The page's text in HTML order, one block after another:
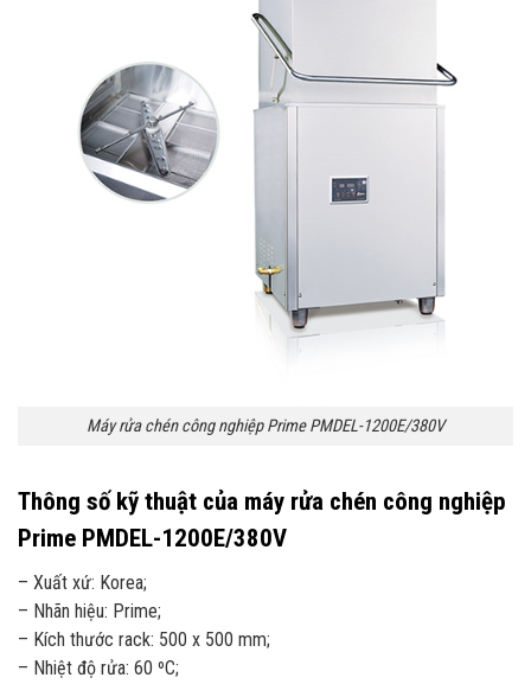
Máy rửa chén công nghiệp Prime PMDEL-1200E/380V
Thông số kỹ thuật của máy rửa chén công nghiệp
Prime PMDEL-1200E/380V
– Xuất xứ: Korea;
– Nhãn hiệu: Prime;
– Kích thước rack: 500 x 500 mm;
– Nhiệt độ rửa: 60 ºC;